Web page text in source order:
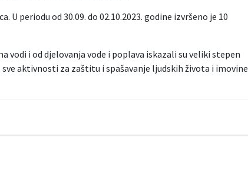
U periodu od 30.09. do 02.10.2023. godine izvršeno je 10
vodi i od djelovanja vode i poplava iskazali su veliki stepen
aktivnosti za zaštitu i spašavanje ljudskih života i imovine